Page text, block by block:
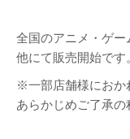
全国のアニメ・ゲ
他にて販売開始です
※一部店舗様におか
あらかじめご了承の